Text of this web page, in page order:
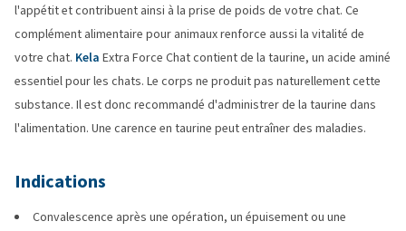
l'appétit et contribuent ainsi à la prise de poids de votre chat. Ce
complément alimentaire pour animaux renforce aussi la vitalité de
votre chat. Kela Extra Force Chat contient de la taurine, un acide aminé
essentiel pour les chats. Le corps ne produit pas naturellement cette
substance. Il est donc recommandé d'administrer de la taurine dans
l'alimentation. Une carence en taurine peut entraîner des maladies.
Indications
Convalescence après une opération, un épuisement ou une